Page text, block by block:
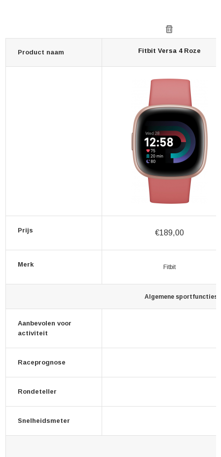
Product naam Fitbit Versa 4 Roze
Prijs €189,00
Merk Fitbit
Algemene sportfuncties
Aanbevolen voor
activiteit
Raceprognose
Rondeteller
Snelheidsmeter